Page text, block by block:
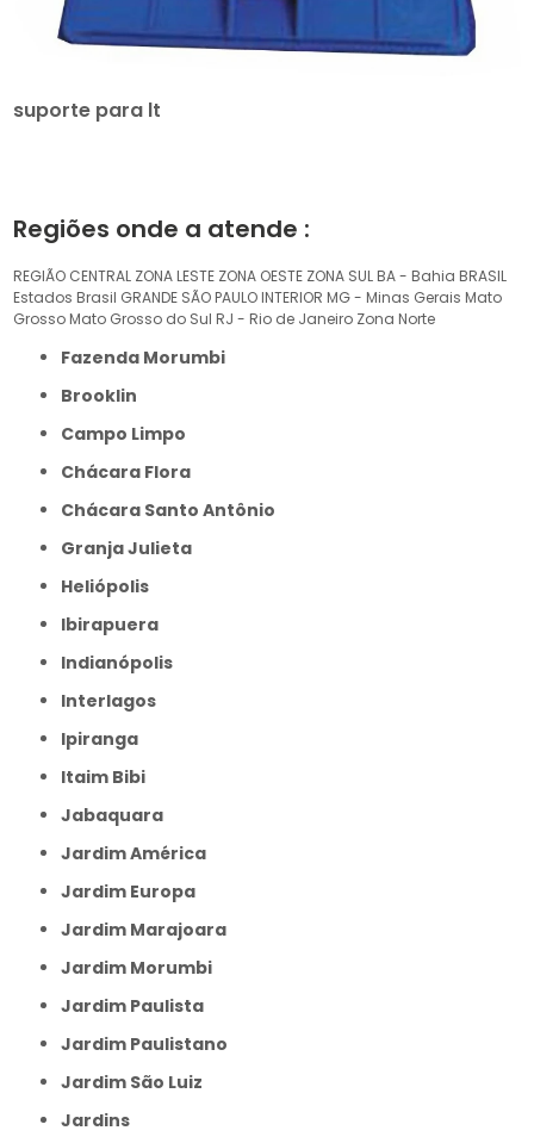
suporte para lt
Regiões onde a atende :
REGIÃO CENTRAL ZONA LESTE ZONA OESTE ZONA SUL BA - Bahia BRASIL
Estados Brasil GRANDE SÃO PAULO INTERIOR MG - Minas Gerais Mato
Grosso Mato Grosso do Sul RJ - Rio de Janeiro Zona Norte
Fazenda Morumbi
Brooklin
Campo Limpo
Chácara Flora
Chácara Santo Antônio
Granja Julieta
Heliópolis
Ibirapuera
Indianópolis
Interlagos
Ipiranga
Itaim Bibi
Jabaquara
Jardim América
Jardim Europa
Jardim Marajoara
Jardim Morumbi
Jardim Paulista
Jardim Paulistano
Jardim São Luiz
Jardins